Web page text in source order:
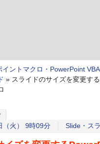
イントマクロ・PowerPoint
» スライドのサイズを変更する
（火） 9時09分 Slide・ス